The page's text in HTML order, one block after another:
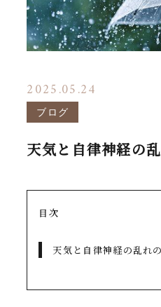
2025.05.24
ブログ
天気と自律神経の
目次
天気と自律神経の乱れ